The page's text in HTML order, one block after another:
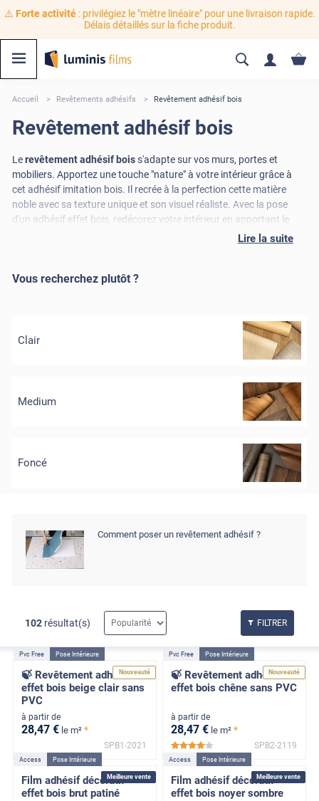
⚠️ Forte activité: privilégiez le "mètre linéaire" pour une livraison rapide.
Délais détaillés sur la fiche produit.
Accueil Revêtements adhésifs Revêtement adhésif bois
Revêtement adhésif bois
Lerevêtement adhésif boiss'adapte sur vos murs, portes et
mobiliers. Apportez une touche "nature" à votre intérieur grâce à
cet adhésif imitation bois. Il recrée à la perfection cette matière
noble avec sa texture unique et son visuel réaliste. Avec la pose
d'un adhésif effet bois, redécorez votre intérieur en apportant le
charme et le caractère du bois. Vous pouvez recouvrir toute
et murs.
Lire la suite
Vous recherchez plutôt ?
Clair
Medium
Foncé
Comment poser un revêtement adhésif ?
102 résultat(s) FILTRER
Nouveauté
Pvc Free Pose Intérieure
🍃 Revêtement adhésif
effet bois beige clair sans
PVC
à partir de
28,47 € le m² *
SPB1-2021
Nouveauté
Pvc Free Pose Intérieure
🍃 Revêtement adhésif
effet bois chêne sans PVC
à partir de
28,47 € le m² *
*****
SPB2-2119
Meilleure vente
Access Pose Intérieure
Film adhésif décoratif
effet bois brut patiné
Meilleure vente
Access Pose Intérieure
Film adhésif décoratif
effet bois noyer sombre